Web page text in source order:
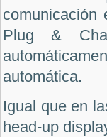
comunicación
Plug &
automática.
Igual que en
head-up